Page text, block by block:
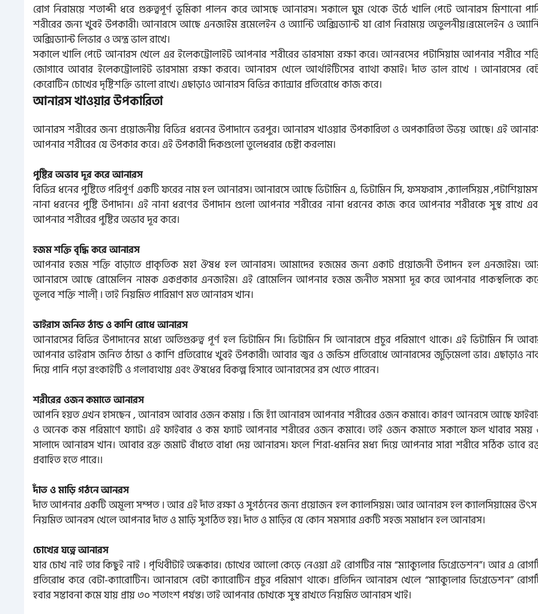
রোগ নিরাময়ে শতাব্দী ধরে গুরুত্বপূর্ণ ভূমিকা পালন করে আসছে আনারস। সকালে ঘুম থেকে উঠে খালি পেটে আনারস মিশানো
শরীরের জন্য খুবই উপকারী। আনারসে আছে এনজাইম ব্রমেলেইন ও অ্যান্টি অক্সিড্যান্ট যা রোগ নিরাময়ে অতুলনীয়।ব্রমেলেইন ও
অক্সিড্যান্ট লিভার ও অন্ত্র ভাল রাখে।
সকালে খালি পেটে আনারস খেলে এর ইলেকট্রোলাইট আপনার শরীরের ভারসাম্য রক্ষা করে। আনরসের পটাসিয়াম আপনার শরীরে
জোগাবে আবার ইলেকট্রোলাইট ভারসাম্য রক্ষা করবে। আনারস খেলে আর্থাইটিসের ব্যাথা কমাই। দাঁত ভাল রাখে । আনারসের
কেরোটিন চোখের দৃষ্টিশক্তি ভালো রাখে। এছাড়াও আনারস বিভিন্ন ক্যান্সার প্রতিরোধে কাজ করে।
আনারস খাওয়ার উপকারিতা
আনারস শরীরের জন্য প্রয়োজনীয় বিভিন্ন ধরনের উপাদানে ভরপুর। আনারস খাওয়ার উপকারিতা ও অপকারিতা উভয় আছে। এই
আপনার শরীরের যে উপকার করে। এই উপকারী দিকগুলো তুলেধরার চেষ্টা করলাম।
পুষ্টির অভাব দূর করে আনারস
বিভিন্ন ধনের পুষ্টিতে পরিপূর্ণ একটি ফরের নাম হল আনারস। আনারসে আছে ভিটামিন এ, ভিটামিন সি, ফসফরাস ,ক্যালসিয়ম
নানা ধরনের পুষ্টি উপাদান। এই নানা ধরণের উপাদান গুলো আপনার শরীরের নানা ধরনের কাজ করে আপনার শরীরকে সুস্থ রাখে
আপনার শরীরের পুষ্টির অভাব দূর করে।
হজম শক্তি বৃদ্ধি করে আনারস
আপনার হজম শক্তি বাড়াতে প্রাকৃতিক মহা ঔষধ হল আনারস। আমাদের হজমের জন্য একাট প্রয়োজনী উপাদন হল এনজাইম।
আনারসে আছে ব্রোমেলিন নামক একপ্রকার এনজাইম। এই ব্রোমেলিন আপনার হজম জনীত সমস্যা দূর করে আপনার পাকস্থলিকে
তুলবে শক্তি শালী্ । তাই নিয়মিত পারিমাণ মত আনারস খান।
ভাইরাস জনিত ঠান্ড ও কাশি রোধে আনারস
আনারসের বিভিন্ন উপাদানের মধ্যে অতিগুরুত্ব পূর্ণ হল ভিটামিন সি। ভিটামিন সি আনারসে প্রচুর পরিমাণে থাকে। এই ভিটামিন সি
আপনার ভাইরাস জনিত ঠান্ডা ও কাশি প্রতিরোধে খুবই উপকারী। আবার জ্বর ও জন্ডিস প্রতিরোধে আনারসের জুড়িমেলা ভার। এছাড়াও
দিয়ে পানি পড়া ব্রংকাইটি ও গলাব্যথায় এবং ঔষধের বিকল্প হিসাবে আনারসের রস খেতে পারেন।
শরীরের ওজন কমাতে আনারস
আপনি হয়ত এখন হাসছেন , আনারস আবার ওজন কমায় । জি হ্যাঁ আনারস আপনার শরীরের ওজন কমাবে। কারণ আনরসে আছে
ও অনেক কম পরিমাণে ফ্যাট। এই ফাইবার ও কম ফ্যাট আপনার শরীরের ওজন কমাবে। তাই ওজন কমাতে সকালে ফল খাবার সময়
সালাদে আনারস খান। আবার রক্ত জমাট বাঁধতে বাধা দেয় আনারস। ফলে শিরা-ধমনির মধ্য দিয়ে আপনার সারা শরীরে সঠিক ভাবে
প্রবাহিত হতে পারে।।
দাঁত ও মাড়ি গঠনে আনরস
দাঁত আপনার একটি অমূল্য সম্পত । আর এই দাঁত রক্ষা ও সুগঠনের জন্য প্রয়োজন হল ক্যালসিয়ম। আর আনারস হল ক্যালসিয়ামের উৎস
নিয়মিত আনরস খেলে আপনার দাঁত ও মাড়ি সুগঠিত হয়। দাঁত ও মাড়ির যে কোন সমস্যার একটি সহজ সমাধান হল আনারস।
চোখের যত্নে আনারস
যার চোখ নাই তার কিছুই নাই । পৃথিবীটাই অন্ধকার। চোখের আলো কেড়ে নেওয়া এই রোগটির নাম “ম্যাক্যুলার ডিগ্রেডেশন”। আর এ
প্রতিরোধ করে বেটা-ক্যারোটিন। আনারসে বেটা ক্যারোটিন প্রচুর পরিমাণ থাকে। প্রতিদিন আনারস খেলে “ম্যাক্যুলার ডিগ্রেডেশন”
হবার সম্ভাবনা কমে যায় প্রায় ৩০ শতাংশ পর্যন্ত। তাই আপনার চোখকে সুস্থ রাখতে নিয়মিত আনারস খাই।